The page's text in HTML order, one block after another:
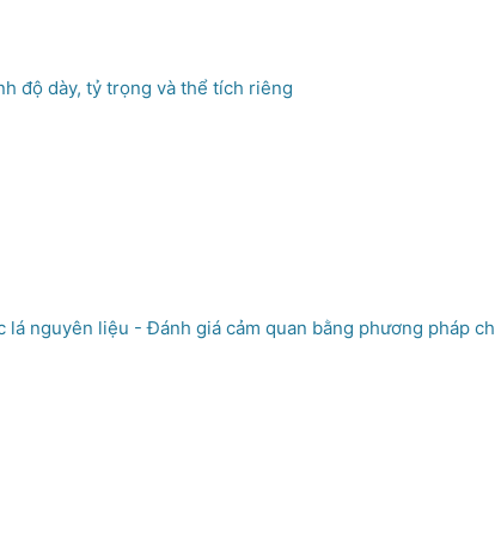
độ dày, tỷ trọng và thể tích riêng
lá nguyên liệu - Đánh giá cảm quan bằng phương pháp